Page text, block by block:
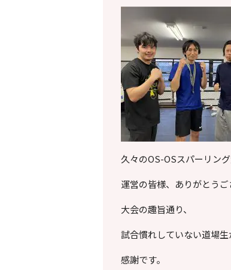
久々のOS-OSスパーリング
運営の皆様、ありがとうご
大会の趣旨通り、
試合慣れしていない道場生
感謝です。